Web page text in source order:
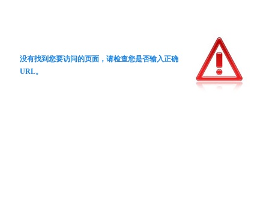
没有找到您要访问的页面，请检查您是否输入正确
URL。